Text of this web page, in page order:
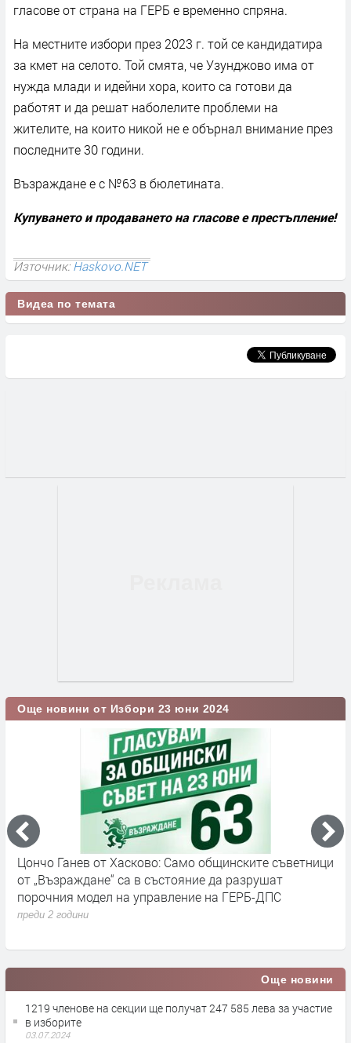
гласове от страна на ГЕРБ е временно спряна.
На местните избори през 2023 г. той се кандидатира
за кмет на селото. Той смята, че Узунджово има от
нужда млади и идейни хора, които са готови да
работят и да решат наболелите проблеми на
жителите, на които никой не е обърнал внимание през
последните 30 години.
Възраждане е с №63 в бюлетината.
Купуването и продаването на гласове е престъпление!
Източник:Haskovo.NET
Видеа по темата
Още новини от Избори 23 юни 2024
Цончо Ганев от Хасково: Само общинските съветници
от „Възраждане“ са в състояние да разрушат
порочния модел на управление на ГЕРБ-ДПС
преди 2 години
Още новини
1219 членове на секции ще получат 247 585 лева за участие
в изборите
03.07.2024